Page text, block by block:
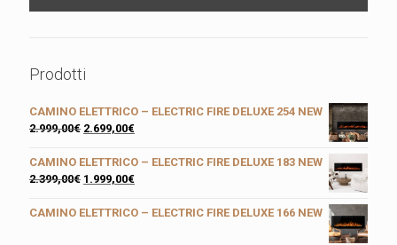
Prodotti
CAMINO ELETTRICO – ELECTRIC FIRE DELUXE 254 NEW
2.999,00€ 2.699,00€
CAMINO ELETTRICO – ELECTRIC FIRE DELUXE 183 NEW
2.399,00€ 1.999,00€
CAMINO ELETTRICO – ELECTRIC FIRE DELUXE 166 NEW